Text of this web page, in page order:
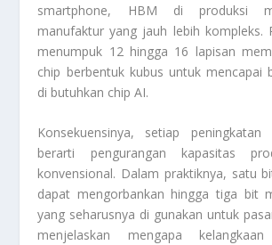
smartphone, HBM di produksi
manufaktur yang jauh lebih kompleks.
menumpuk 12 hingga 16 lapisan
chip berbentuk kubus untuk mencapai
di butuhkan chip AI.
Konsekuensinya, setiap
berarti pengurangan kapasitas
konvensional. Dalam praktiknya, satu
dapat mengorbankan hingga tiga bit
yang seharusnya di gunakan untuk
menjelaskan mengapa